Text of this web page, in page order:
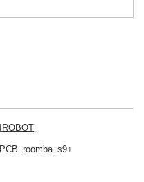
IROBOT
PCB_roomba_s9+